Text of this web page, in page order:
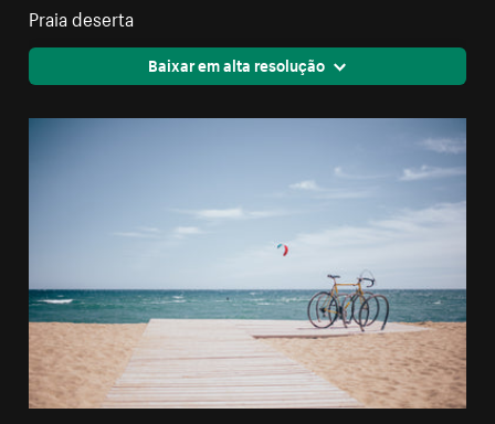
Praia deserta
Baixar em alta resolução